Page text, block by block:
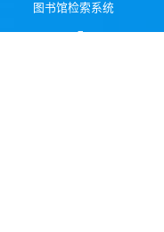
图书馆检索系统